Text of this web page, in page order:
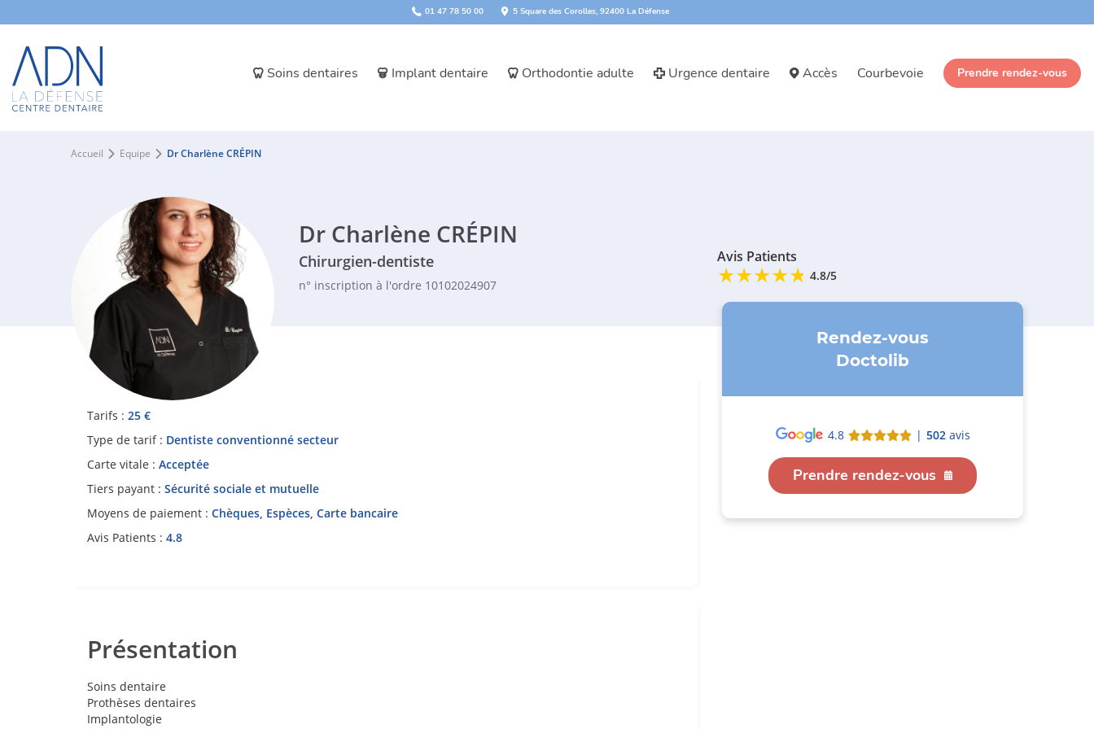
01 47 78 50 00 5 Square des Corolles, 92400 La Défense
Soins dentaires Implant dentaire Orthodontie adulte Urgence dentaire Accès Courbevoie Prendre rendez-vous
Accueil Equipe Dr Charlène CRÉPIN
Dr Charlène CRÉPIN
Chirurgien-dentiste
n° inscription à l'ordre 10102024907
Avis Patients
4.8/5
Tarifs : 25 €
Type de tarif : Dentiste conventionné secteur
Carte vitale : Acceptée
Tiers payant : Sécurité sociale et mutuelle
Moyens de paiement : Chèques, Espèces, Carte bancaire
Avis Patients : 4.8
Présentation
Soins dentaire
Prothèses dentaires
Implantologie
Rendez-vous
Doctolib
4.8 | 502 avis
Prendre rendez-vous